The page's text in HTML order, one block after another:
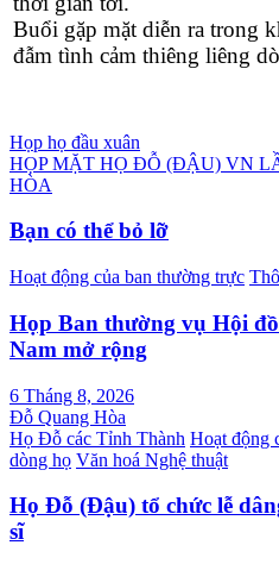
Buổi gặp mặt diễn ra trong
đẫm tình cảm thiêng liêng
Điều
hướng
viết
Họp họ đầu xuân
HỌP MẶT HỌ ĐỖ (ĐẬU) VN
HÒA
Bạn có thể bỏ lỡ
Hoạt động của ban thường trực
Họp Ban thường vụ Hội
Nam mở rộng
6 Tháng 8, 2026
Đỗ Quang Hòa
Họ Đỗ các Tỉnh Thành Hoạt động
dòng họ Văn hoá Nghệ thuật
Họ Đỗ (Đậu) tổ chức lễ
sĩ